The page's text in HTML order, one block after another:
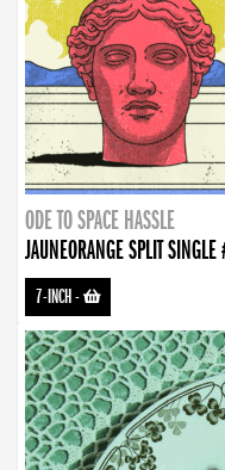
ODE TO SPACE HASSLE
JAUNEORANGE SPLIT
7-INCH-